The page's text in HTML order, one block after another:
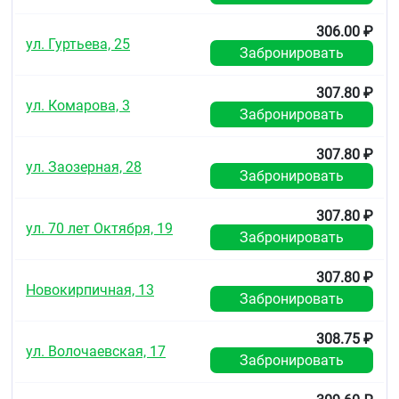
клиренса на 40 %.
Гемодиализ неэффективен.
Показания
Сезонный и круглогодичный аллергический
Зудящие аллергические дерматозы
Поллиноз (сенная лихорадка)
Крапивница (в том числе хроническая
Отек Квинке.
Повышенная чувствительность к компонентам
препарата.
недостаточности (клиренс креатинина < 10 мл/
мин).
Наследственная непереносимость галактозы,
ул. Гуртьева, 25
306.00 ₽
Забронировать
ул. Комарова, 3
307.80 ₽
Забронировать
ул. Заозерная, 28
307.80 ₽
Забронировать
ул. 70 лет Октября, 19
307.80 ₽
Забронировать
Новокирпичная, 13
307.80 ₽
Забронировать
ул. Волочаевская, 17
308.75 ₽
Забронировать